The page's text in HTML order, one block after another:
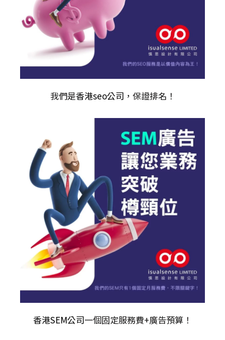
我們是香港seo公司 ，保證排名！
香港SEM公司一個固定服務費+廣告預算！